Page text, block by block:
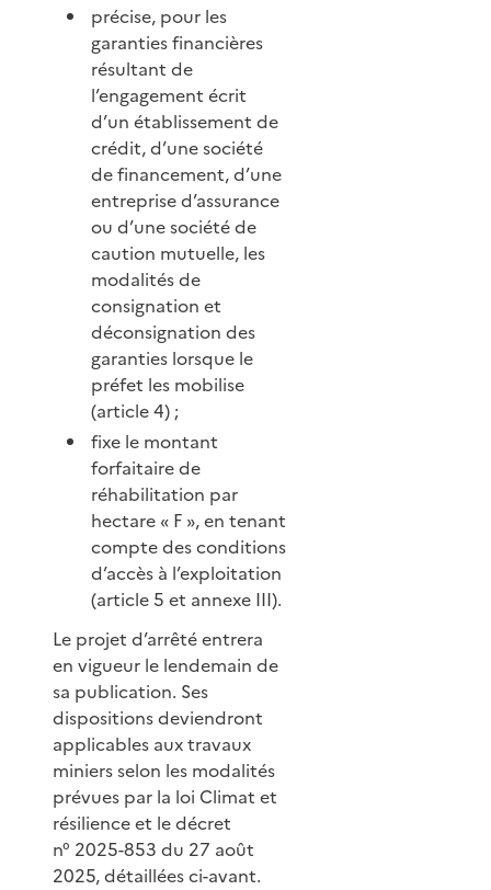
précise, pour les
garanties financières
résultant de
l’engagement écrit
d’un établissement de
crédit, d’une société
de financement, d’une
entreprise d’assurance
ou d’une société de
caution mutuelle, les
modalités de
consignation et
déconsignation des
garanties lorsque le
préfet les mobilise
(article 4) ;
fixe le montant
forfaitaire de
réhabilitation par
hectare « F », en tenant
compte des conditions
d’accès à l’exploitation
(article 5 et annexe III).
Le projet d’arrêté entrera
en vigueur le lendemain de
sa publication. Ses
dispositions deviendront
applicables aux travaux
miniers selon les modalités
prévues par la loi Climat et
résilience et le décret
n° 2025-853 du 27 août
2025, détaillées ci-avant.